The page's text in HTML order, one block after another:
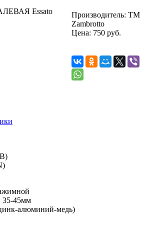
Производитель: ТM
Zambrotto
Цена: 750 руб.
35-45мм
алюминий-медь)